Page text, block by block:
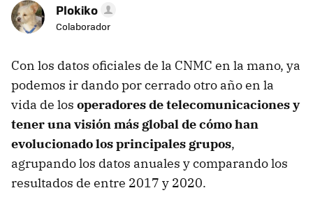
Plokiko
Colaborador
Con los datos oficiales de la CNMC en la mano, ya
podemos ir dando por cerrado otro año en la
vida de los operadores de telecomunicaciones y
tener una visión más global de cómo han
evolucionado los principales grupos,
agrupando los datos anuales y comparando los
resultados de entre 2017 y 2020.